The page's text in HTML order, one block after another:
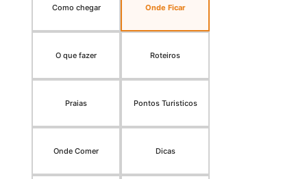
Como chegar Onde Ficar
O que fazer Roteiros
Praias Pontos Turisticos
Onde Comer Dicas